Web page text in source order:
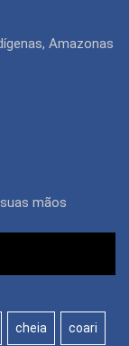
Amazonas
mãos
cheia coari